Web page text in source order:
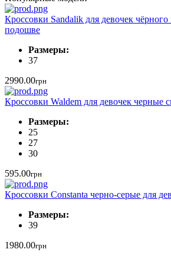
Кроссовки Sandalik для девочек чёрного
подошве
Размеры:
37
2990.00грн
Кроссовки Waldem для девочек черные
Размеры:
25
27
30
595.00грн
Кроссовки Constanta черно-серые для
Размеры:
39
1980.00грн